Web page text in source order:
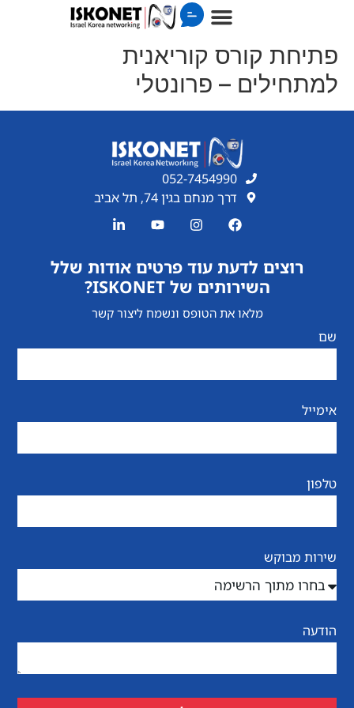
פתיחת קורס קוריאנית
למתחילים – פרונטלי
052-7454990
דרך מנחם בגין 74, תל אביב
רוצים לדעת עוד פרטים אודות שלל
השירותים של ISKONET?
מלאו את הטופס ונשמח ליצור קשר
שם
אימייל
טלפון
שירות מבוקש
הודעה